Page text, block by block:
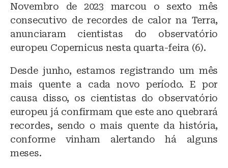
e
s
k
y
c
e
b
o
k
at
s
A
p
Novembro de 2023 marcou o sexto mês
consecutivo de recordes de calor na Terra,
anunciaram cientistas do observatório
europeu Copernicus nesta quarta-feira (6).
Desde junho, estamos registrando um mês
mais quente a cada novo período. E por
causa disso, os cientistas do observatório
europeu já confirmam que este ano quebrará
recordes, sendo o mais quente da história,
conforme vinham alertando há alguns
meses.